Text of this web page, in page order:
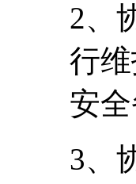
2、
行
安全
3、